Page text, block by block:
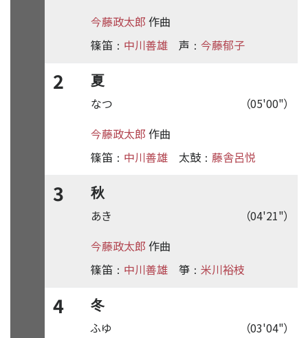
今藤政太郎 作曲
篠笛 ： 中川善雄 声 ： 今藤郁子
2 夏
（05'00"）
なつ
今藤政太郎 作曲
篠笛 ： 中川善雄 太鼓 ： 藤舎呂悦
3 秋
（04'21"）
あき
今藤政太郎 作曲
篠笛 ： 中川善雄 箏 ： 米川裕枝
4 冬
（03'04"）
ふゆ